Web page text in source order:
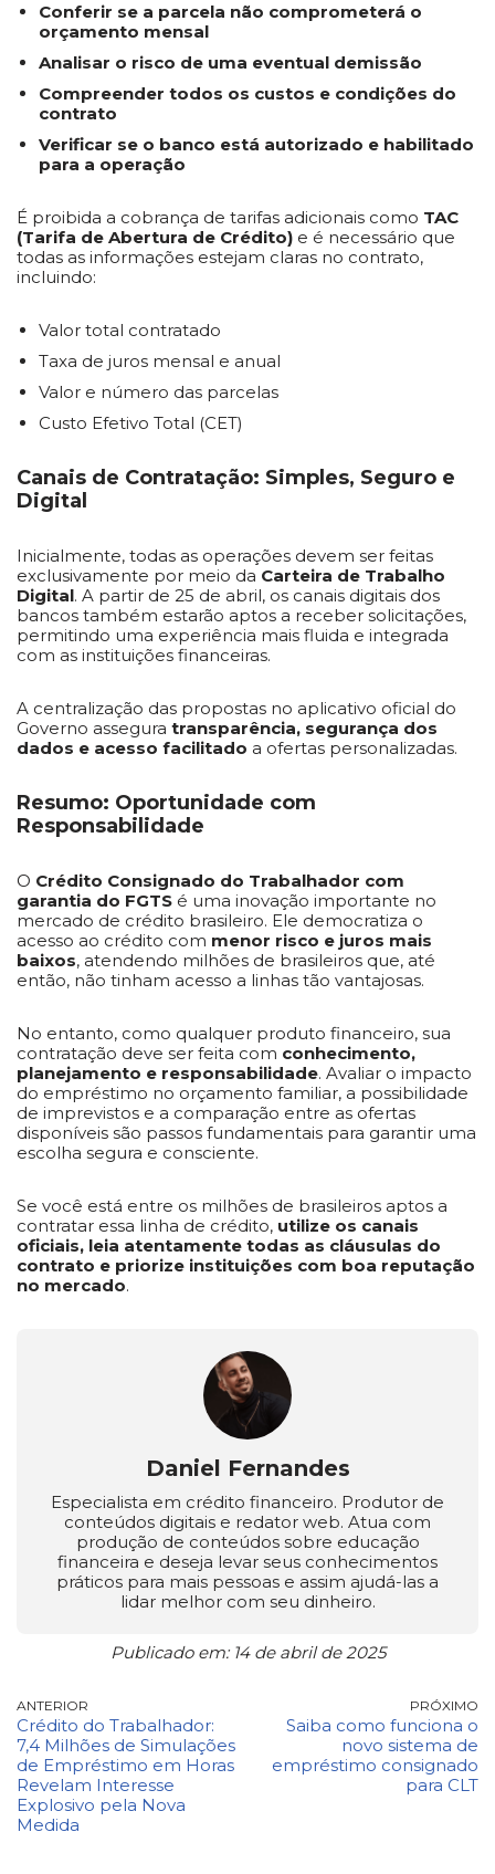
Conferir se a parcela não comprometerá o
orçamento mensal
Analisar o risco de uma eventual demissão
Compreender todos os custos e condições do
contrato
Verificar se o banco está autorizado e habilitado
para a operação
É proibida a cobrança de tarifas adicionais como TAC
(Tarifa de Abertura de Crédito) e é necessário que
todas as informações estejam claras no contrato,
incluindo:
Valor total contratado
Taxa de juros mensal e anual
Valor e número das parcelas
Custo Efetivo Total (CET)
Canais de Contratação: Simples, Seguro e
Digital
Inicialmente, todas as operações devem ser feitas
exclusivamente por meio da Carteira de Trabalho
Digital. A partir de 25 de abril, os canais digitais dos
bancos também estarão aptos a receber solicitações,
permitindo uma experiência mais fluida e integrada
com as instituições financeiras.
A centralização das propostas no aplicativo oficial do
Governo assegura transparência, segurança dos
dados e acesso facilitado a ofertas personalizadas.
Resumo: Oportunidade com
Responsabilidade
O Crédito Consignado do Trabalhador com
garantia do FGTS é uma inovação importante no
mercado de crédito brasileiro. Ele democratiza o
acesso ao crédito com menor risco e juros mais
baixos, atendendo milhões de brasileiros que, até
então, não tinham acesso a linhas tão vantajosas.
No entanto, como qualquer produto financeiro, sua
contratação deve ser feita com conhecimento,
planejamento e responsabilidade. Avaliar o impacto
do empréstimo no orçamento familiar, a possibilidade
de imprevistos e a comparação entre as ofertas
disponíveis são passos fundamentais para garantir uma
escolha segura e consciente.
Se você está entre os milhões de brasileiros aptos a
contratar essa linha de crédito, utilize os canais
oficiais, leia atentamente todas as cláusulas do
contrato e priorize instituições com boa reputação
no mercado.
Daniel Fernandes
Especialista em crédito financeiro. Produtor de
conteúdos digitais e redator web. Atua com
produção de conteúdos sobre educação
financeira e deseja levar seus conhecimentos
práticos para mais pessoas e assim ajudá-las a
lidar melhor com seu dinheiro.
Publicado em: 14 de abril de 2025
ANTERIOR
Crédito do Trabalhador:
7,4 Milhões de Simulações
de Empréstimo em Horas
Revelam Interesse
Explosivo pela Nova
Medida
PRÓXIMO
Saiba como funciona o
novo sistema de
empréstimo consignado
para CLT